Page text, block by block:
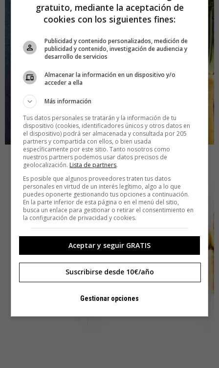
gratuito, mediante la aceptación de
cookies con los siguientes fines:
Publicidad y contenido personalizados, medición de
publicidad y contenido, investigación de audiencia y
desarrollo de servicios
Almacenar la información en un dispositivo y/o
acceder a ella
Más información
Tus datos personales se tratarán y la información de tu
dispositivo (cookies, identificadores únicos y otros datos en
el dispositivo) podrá ser almacenada y consultada por 205
partners y compartida con ellos, o bien usada
específicamente por este sitio. Tanto nosotros como
nuestros partners podemos usar datos precisos de
geolocalización. Lista de partners.
Es posible que algunos proveedores traten tus datos
personales en virtud de un interés legítimo, algo a lo que
puedes oponerte gestionando tus opciones a continuación.
En la parte inferior de esta página o en el menú del sitio,
busca un enlace para gestionar o retirar el consentimiento en
la configuración de privacidad y cookies.
Aceptar y seguir GRATIS
Suscribirse desde 10€/año
Gestionar opciones